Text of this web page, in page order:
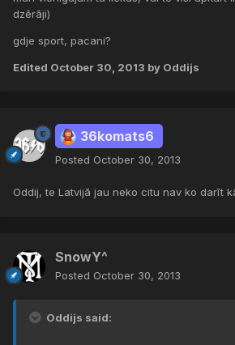
dzērāji)
gdje sport, pacani?
Edited October 30, 2013 by Oddijs
36komats6
Posted October 30, 2013
Oddij, te Latvijā jau neko citu nav ko darīt
SnowY^
Posted October 30, 2013
Oddijs said: